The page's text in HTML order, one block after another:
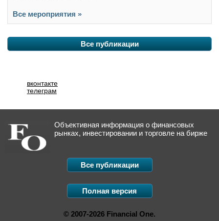
Все мероприятия »
Все публикации
вконтакте
телеграм
Объективная информация о финансовых
рынках, инвестировании и торговле на бирже
Все публикации
Полная версия
© 2007-2026 Financial One.